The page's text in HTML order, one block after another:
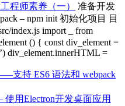
程师素养（一）
准备开发
– npm init 初始化项目 目
index.js import _ from
() { const div_element =
div_element.innerHTML =
支持 ES6 语法和 webpack
用Electron开发桌面应用